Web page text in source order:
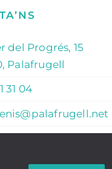
del Progrés, 15
Palafrugell
31 04